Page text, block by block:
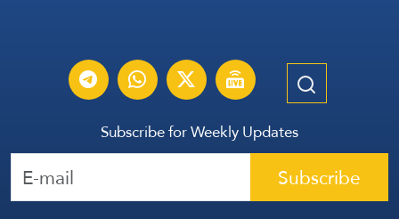
Subscribe for Weekly Updates
Subscribe